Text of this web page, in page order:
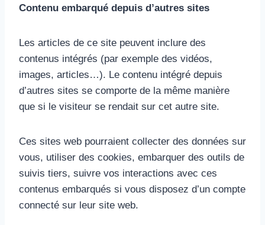
Contenu embarqué depuis d’autres sites
Les articles de ce site peuvent inclure des
contenus intégrés (par exemple des vidéos,
images, articles…). Le contenu intégré depuis
d’autres sites se comporte de la même manière
que si le visiteur se rendait sur cet autre site.
Ces sites web pourraient collecter des données sur
vous, utiliser des cookies, embarquer des outils de
suivis tiers, suivre vos interactions avec ces
contenus embarqués si vous disposez d’un compte
connecté sur leur site web.